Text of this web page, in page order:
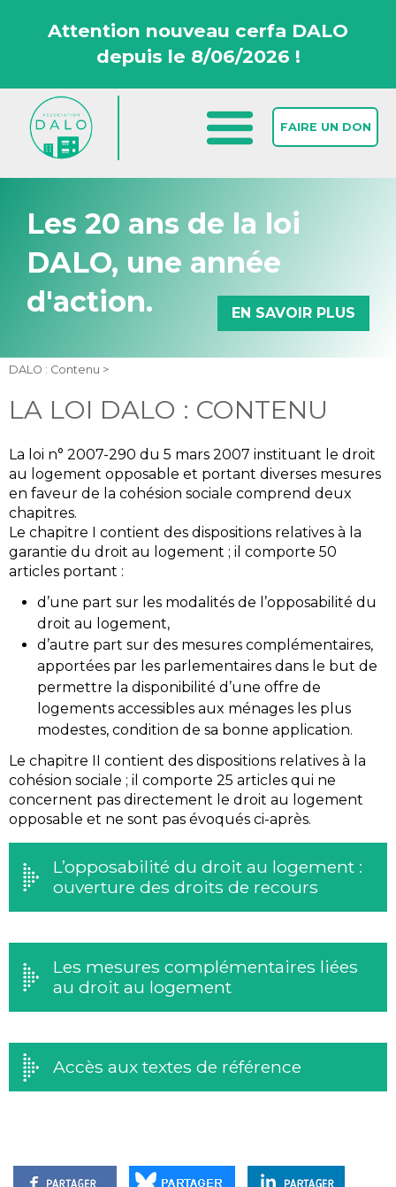
Attention nouveau cerfa DALO
depuis le 8/06/2026 !
FAIRE UN DON
Les 20 ans de la loi
DALO, une année
d'action.
EN SAVOIR PLUS
DALO : Contenu >
LA LOI DALO : CONTENU
La loi n° 2007-290 du 5 mars 2007 instituant le droit
au logement opposable et portant diverses mesures
en faveur de la cohésion sociale comprend deux
chapitres.
Le chapitre I contient des dispositions relatives à la
garantie du droit au logement ; il comporte 50
articles portant :
d’une part sur les modalités de l’opposabilité du
droit au logement,
d’autre part sur des mesures complémentaires,
apportées par les parlementaires dans le but de
permettre la disponibilité d’une offre de
logements accessibles aux ménages les plus
modestes, condition de sa bonne application.
Le chapitre II contient des dispositions relatives à la
cohésion sociale ; il comporte 25 articles qui ne
concernent pas directement le droit au logement
opposable et ne sont pas évoqués ci-après.
L’opposabilité du droit au logement :
ouverture des droits de recours
Les mesures complémentaires liées
au droit au logement
Accès aux textes de référence